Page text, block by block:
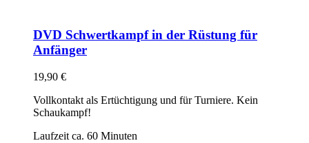
DVD Schwertkampf in der Rüstung für
Anfänger
19,90 €
Vollkontakt als Ertüchtigung und für Turniere. Kein
Schaukampf!
Laufzeit ca. 60 Minuten